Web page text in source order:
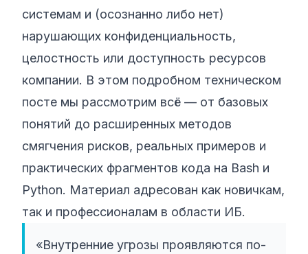
системам и (осознанно либо нет)
нарушающих конфиденциальность,
целостность или доступность ресурсов
компании. В этом подробном техническом
посте мы рассмотрим всё — от базовых
понятий до расширенных методов
смягчения рисков, реальных примеров и
практических фрагментов кода на Bash и
Python. Материал адресован как новичкам,
так и профессионалам в области ИБ.
«Внутренние угрозы проявляются по-